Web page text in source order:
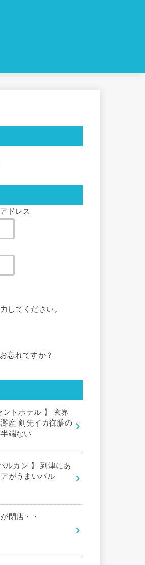
ドレス
してください。
忘れですか？
ントホテル 】 玄界
産 剣先イカ御膳の
端ない
ルカン 】 到津にあ
がうまいバル
閉店・・